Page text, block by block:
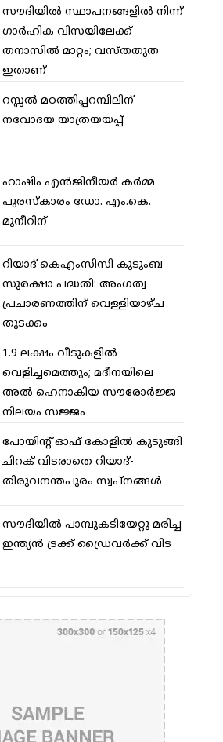
സൗദിയില്‍ സ്ഥാപനങ്ങളില്‍ നിന്ന്
ഗാര്‍ഹിക വിസയിലേക്ക്
തനാസില്‍ മാറ്റം; വസ്തതുത
ഇതാണ്
റസ്സല്‍ മഠത്തിപ്പറമ്പിലിന്
നവോദയ യാത്രയയപ്പ്
ഹാഷിം എന്‍ജിനീയര്‍ കര്‍മ്മ
പുരസ്‌കാരം ഡോ. എം.കെ.
മുനീറിന്
റിയാദ് കെഎംസിസി കുടുംബ
സുരക്ഷാ പദ്ധതി: അംഗത്വ
പ്രചാരണത്തിന് വെള്ളിയാഴ്ച
തുടക്കം
1.9 ലക്ഷം വീടുകളില്‍
വെളിച്ചമെത്തും; മദീനയിലെ
അല്‍ ഹെനാകിയ സൗരോര്‍ജ്ജ
നിലയം സജ്ജം
പോയിന്റ് ഓഫ് കോളില്‍ കുടുങ്ങി
ചിറക് വിടരാതെ റിയാദ്-
തിരുവനന്തപുരം സ്വപ്നങ്ങള്‍
സൗദിയിൽ പാമ്പുകടിയേറ്റു മരിച്ച
ഇന്ത്യൻ ട്രക്ക് ഡ്രൈവർക്ക് വിട